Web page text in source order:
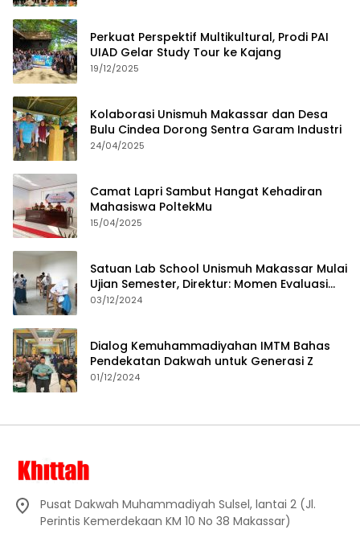
Perkuat Perspektif Multikultural, Prodi PAI
UIAD Gelar Study Tour ke Kajang
19/12/2025
Kolaborasi Unismuh Makassar dan Desa
Bulu Cindea Dorong Sentra Garam Industri
24/04/2025
Camat Lapri Sambut Hangat Kehadiran
Mahasiswa PoltekMu
15/04/2025
Satuan Lab School Unismuh Makassar Mulai
Ujian Semester, Direktur: Momen Evaluasi
Proses Pembelajaran
03/12/2024
Dialog Kemuhammadiyahan IMTM Bahas
Pendekatan Dakwah untuk Generasi Z
01/12/2024
Pusat Dakwah Muhammadiyah Sulsel, lantai 2 (Jl.
Perintis Kemerdekaan KM 10 No 38 Makassar)